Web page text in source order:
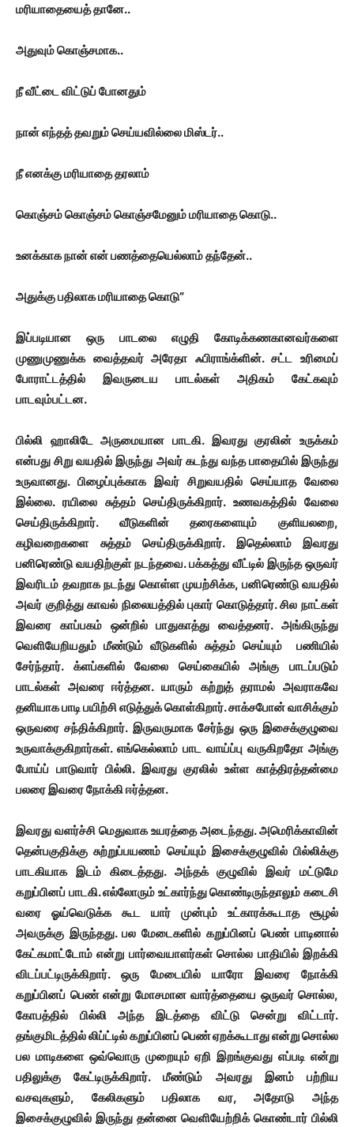
மரியாதையைத் தானே..
அதுவும் கொஞ்சமாக..
நீ வீட்டை விட்டுப் போனதும்
நான் எந்தத் தவறும் செய்யவில்லை மிஸ்டர்..
நீ எனக்கு மரியாதை தரலாம்
கொஞ்சம் கொஞ்சம் கொஞ்சமேனும் மரியாதை கொடு..
உனக்காக நான் என் பணத்தையெல்லாம் தந்தேன்..
அதுக்கு பதிலாக மரியாதை கொடு”
இப்படியான ஒரு பாடலை எழுதி கோடிக்கணகானவர்களை
முணுமுணுக்க வைத்தவர் அரேதா ஃபிராங்க்ளின். சட்ட உரிமைப்
போராட்டத்தில் இவருடைய பாடல்கள் அதிகம் கேட்கவும்
பாடவும்பட்டன.
பில்லி ஹாலிடே அருமையான பாடகி. இவரது குரலின் உருக்கம்
என்பது சிறு வயதில் இருந்து அவர் கடந்து வந்த பாதையில் இருந்து
உருவானது. பிழைப்புக்காக இவர் சிறுவயதில் செய்யாத வேலை
இல்லை. ரயிலை சுத்தம் செய்திருக்கிறார். உணவகத்தில் வேலை
செய்திருக்கிறார். வீடுகளின் தரைகளையும் குளியலறை,
கழிவறைகளை சுத்தம் செய்திருக்கிறார். இதெல்லாம் இவரது
பனிரெண்டு வயதிற்குள் நடந்தவை. பக்கத்து வீட்டில் இருந்த ஒருவர்
இவரிடம் தவறாக நடந்து கொள்ள முயற்சிக்க, பனிரெண்டு வயதில்
அவர் குறித்து காவல் நிலையத்தில் புகார் கொடுத்தார். சில நாட்கள்
இவரை காப்பகம் ஒன்றில் பாதுகாத்து வைத்தனர். அங்கிருந்து
வெளியேறியதும் மீண்டும் வீடுகளில் சுத்தம் செய்யும் பணியில்
சேர்ந்தார். க்ளப்களில் வேலை செய்கையில் அங்கு பாடப்படும்
பாடல்கள் அவரை ஈர்த்தன. யாரும் கற்றுத் தராமல் அவராகவே
தனியாக பாடி பயிற்சி எடுத்துக் கொள்கிறார். சாக்சபோன் வாசிக்கும்
ஒருவரை சந்திக்கிறார். இருவருமாக சேர்ந்து ஒரு இசைக்குழுவை
உருவாக்குகிறார்கள். எங்கெல்லாம் பாட வாய்ப்பு வருகிறதோ அங்கு
போய்ப் பாடுவார் பில்லி. இவரது குரலில் உள்ள காத்திரத்தன்மை
பலரை இவரை நோக்கி ஈர்த்தன.
இவரது வளர்ச்சி மெதுவாக உயரத்தை அடைந்தது. அமெரிக்காவின்
தென்பகுதிக்கு சுற்றுப்பயணம் செய்யும் இசைக்குழுவில் பில்லிக்கு
பாடகியாக இடம் கிடைத்தது. அந்தக் குழுவில் இவர் மட்டுமே
கறுப்பினப் பாடகி. எல்லோரும் உட்கார்ந்து கொண்டிருந்தாலும் கடைசி
வரை ஓய்வெடுக்க கூட யார் முன்பும் உட்காரக்கூடாத சூழல்
அவருக்கு இருந்தது. பல மேடைகளில் கறுப்பினப் பெண் பாடினால்
கேட்கமாட்டோம் என்று பார்வையாளர்கள் சொல்ல பாதியில் இறக்கி
விடப்பட்டிருக்கிறார். ஒரு மேடையில் யாரோ இவரை நோக்கி
கறுப்பினப் பெண் என்று மோசமான வார்த்தையை ஒருவர் சொல்ல,
கோபத்தில் பில்லி அந்த இடத்தை விட்டு சென்று விட்டார்.
தங்குமிடத்தில் லிப்ட்டில் கறுப்பினப் பெண் ஏறக்கூடாது என்று சொல்ல
பல மாடிகளை ஒவ்வொரு முறையும் ஏறி இறங்குவது எப்படி என்று
பதிலுக்கு கேட்டிருக்கிறார். மீண்டும் அவரது இனம் பற்றிய
வசவுகளும், கேலிகளும் பதிலாக வர, அதோடு அந்த
இசைக்குழுவில் இருந்து தன்னை வெளியேற்றிக் கொண்டார் பில்லி